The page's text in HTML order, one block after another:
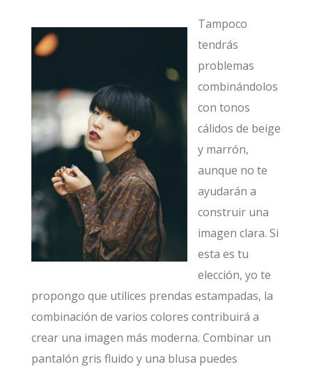
Tampoco
tendrás
problemas
combinándolos
con tonos
cálidos de beige
y marrón,
aunque no te
ayudarán a
construir una
imagen clara. Si
esta es tu
elección, yo te
propongo que utilices prendas estampadas, la
combinación de varios colores contribuirá a
crear una imagen más moderna. Combinar un
pantalón gris fluido y una blusa puedes